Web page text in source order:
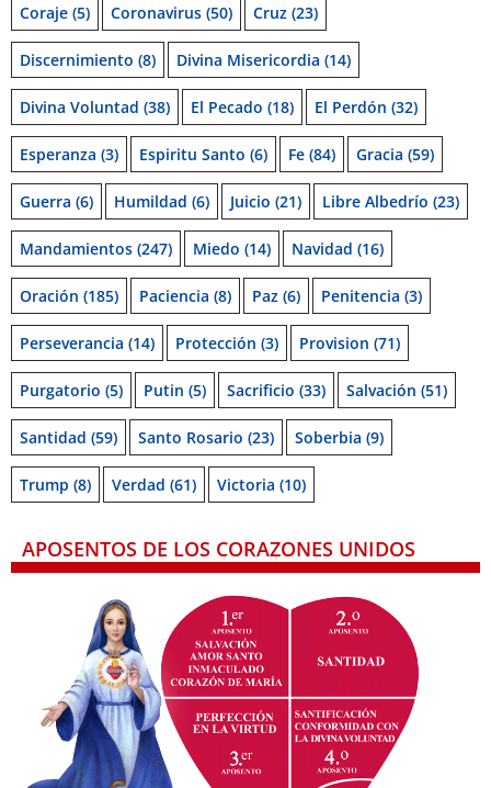
Coraje (5) Coronavirus (50) Cruz (23)
Discernimiento (8) Divina Misericordia (14)
Divina Voluntad (38) El Pecado (18) El Perdón (32)
Esperanza (3) Espiritu Santo (6) Fe (84) Gracia (59)
Guerra (6) Humildad (6) Juicio (21) Libre Albedrío (23)
Mandamientos (247) Miedo (14) Navidad (16)
Oración (185) Paciencia (8) Paz (6) Penitencia (3)
Perseverancia (14) Protección (3) Provision (71)
Purgatorio (5) Putin (5) Sacrificio (33) Salvación (51)
Santidad (59) Santo Rosario (23) Soberbia (9)
Trump (8) Verdad (61) Victoria (10)
APOSENTOS DE LOS CORAZONES UNIDOS